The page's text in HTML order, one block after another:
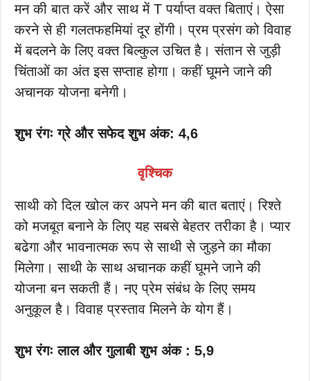
मन की बात करें और साथ में T पर्याप्त वक्त बिताएं। ऐसा
करने से ही गलतफहमियां दूर होंगी। प्रम प्रसंग को विवाह
में बदलने के लिए वक्त बिल्कुल उचित है। संतान से जुड़ी
चिंताओं का अंत इस सप्ताह होगा। कहीं घूमने जाने की
अचानक योजना बनेगी।
शुभ रंगः ग्रे और सफेद शुभ अंक: 4,6
वृश्चिक
साथी को दिल खोल कर अपने मन की बात बताएं। रिश्ते
को मजबूत बनाने के लिए यह सबसे बेहतर तरीका है। प्यार
बढेगा और भावनात्मक रूप से साथी से जुड़ने का मौका
मिलेगा। साथी के साथ अचानक कहीं घूमने जाने की
योजना बन सकती हैं। नए प्रेम संबंध के लिए समय
अनुकूल है। विवाह प्रस्ताव मिलने के योग हैं।
शुभ रंगः लाल और गुलाबी शुभ अंक : 5,9